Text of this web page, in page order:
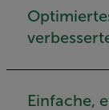
Einfache,